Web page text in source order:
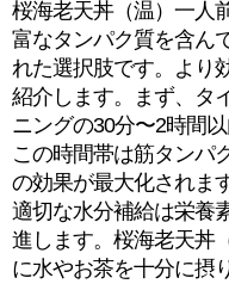
桜海老天丼（温）一人
富なタンパク質を含ん
れた選択肢です。より
紹介します。まず、タ
ニングの30分〜2時間
この時間帯は筋タンパ
の効果が最大化されま
適切な水分補給は栄養
進します。桜海老天丼
に水やお茶を十分に摂